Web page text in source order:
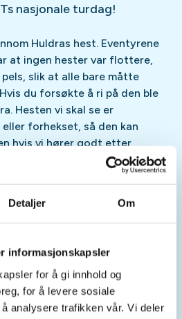
Detaljer Om
informasjonskapsler
for å gi innhold og
for å levere sosiale
analysere trafikken vår. Vi deler
nasjonale turdag!
Huldras hest. Eventyrene
at ingen hester var flottere,
slik at alle bare måtte
du forsøkte å ri på den ble
Hesten vi skal se er
forhekset, så den kan
hvis vi hører godt etter,
som lokker på hesten sin fra
og åpent for alle.
aldre med voksenfølge.
2 kilometer på skogsti.
de minste, det er ikke mulig å
bli anledning til å nyte